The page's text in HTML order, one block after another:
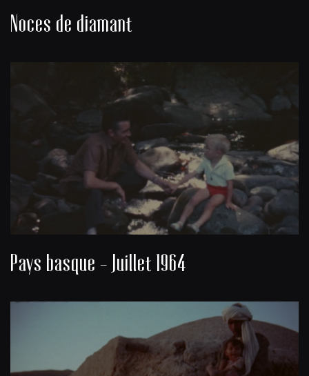
Noces de diamant
Pays basque - Juillet 1964